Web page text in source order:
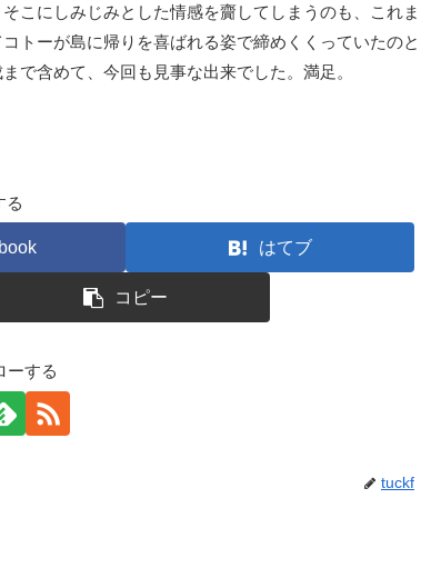
こにしみじみとした情感を齎してしまうのも、これま
トーが島に帰りを喜ばれる姿で締めくくっていたのと
で含めて、今回も見事な出来でした。満足。
る
はてブ
コピー
ーする
tuckf